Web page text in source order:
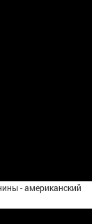
- американский